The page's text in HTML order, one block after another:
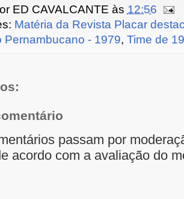
s
e
n
g
t
s
A
p
ED CAVALCANTE às 12:56
Matéria da Revista Placar
Pernambucano - 1979, Time de
passam por
acordo com a avaliação do